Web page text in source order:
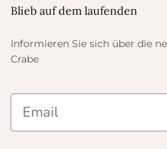
Blieb auf dem laufenden
Informieren Sie sich über die
Crabe